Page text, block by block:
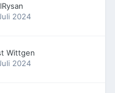
2024
Wittgen
2024